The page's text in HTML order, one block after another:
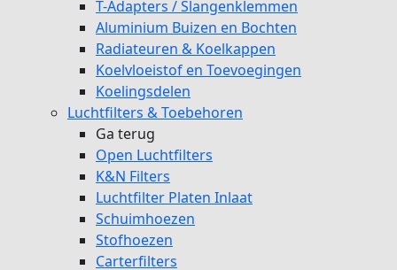
T-Adapters / Slangenklemmen
Aluminium Buizen en Bochten
Radiateuren & Koelkappen
Koelvloeistof en Toevoegingen
Koelingsdelen
Luchtfilters & Toebehoren
Ga terug
Open Luchtfilters
K&N Filters
Luchtfilter Platen Inlaat
Schuimhoezen
Stofhoezen
Carterfilters